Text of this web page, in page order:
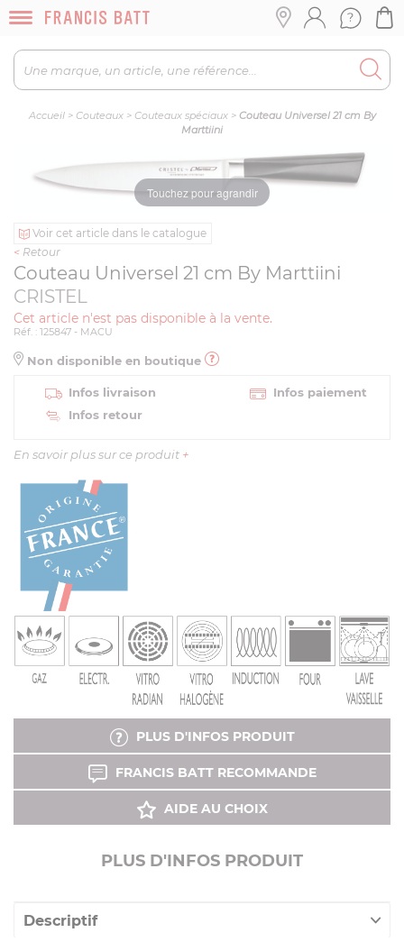
Accueil> Couteaux> Couteaux spéciaux> Couteau Universel 21 cm By
Marttiini
Touchez pour agrandir
Voir cet article dans le catalogue
< Retour
Couteau Universel 21 cm By Marttiini
CRISTEL
Cet article n'est pas disponible à la vente.
Réf. : 125847 - MACU
Non disponible en boutique
Infos livraison
Infos paiement
Infos retour
En savoir plus sur ce produit +
PLUS D'INFOS PRODUIT
FRANCIS BATT RECOMMANDE
AIDE AU CHOIX
PLUS D'INFOS PRODUIT
Descriptif